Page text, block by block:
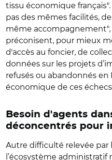
tissu économique
pas des mêmes facilités,
même
préconisent, pour mieux
d'accès au foncier, de c
données sur les projets
refusés ou abandonnés en
économique de ces
Besoin d'agents
déconcentrés pour
Autre difficulté relevée par
l’écosystème administratif